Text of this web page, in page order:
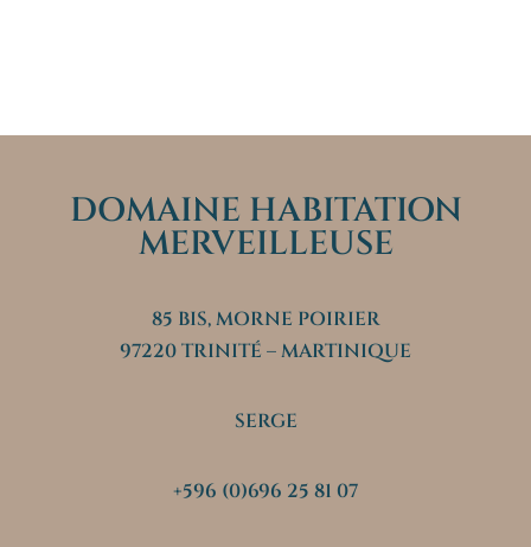
DOMAINE HABITATION
MERVEILLEUSE
85 BIS, MORNE POIRIER
97220 TRINITÉ – MARTINIQUE
SERGE
+596 (0)696 25 81 07